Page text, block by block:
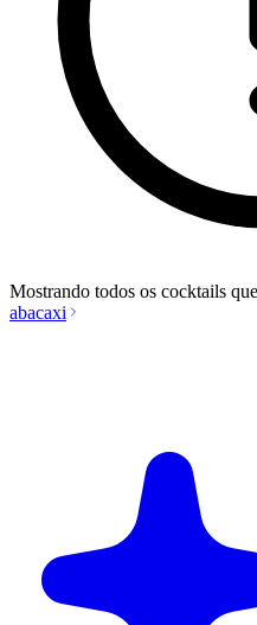
Mostrando todos os cocktails
abacaxi